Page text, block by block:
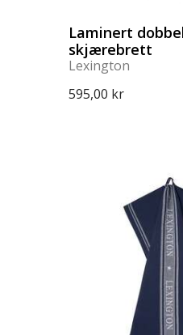
Laminert
skjærebrett
Lexington
595,00 kr